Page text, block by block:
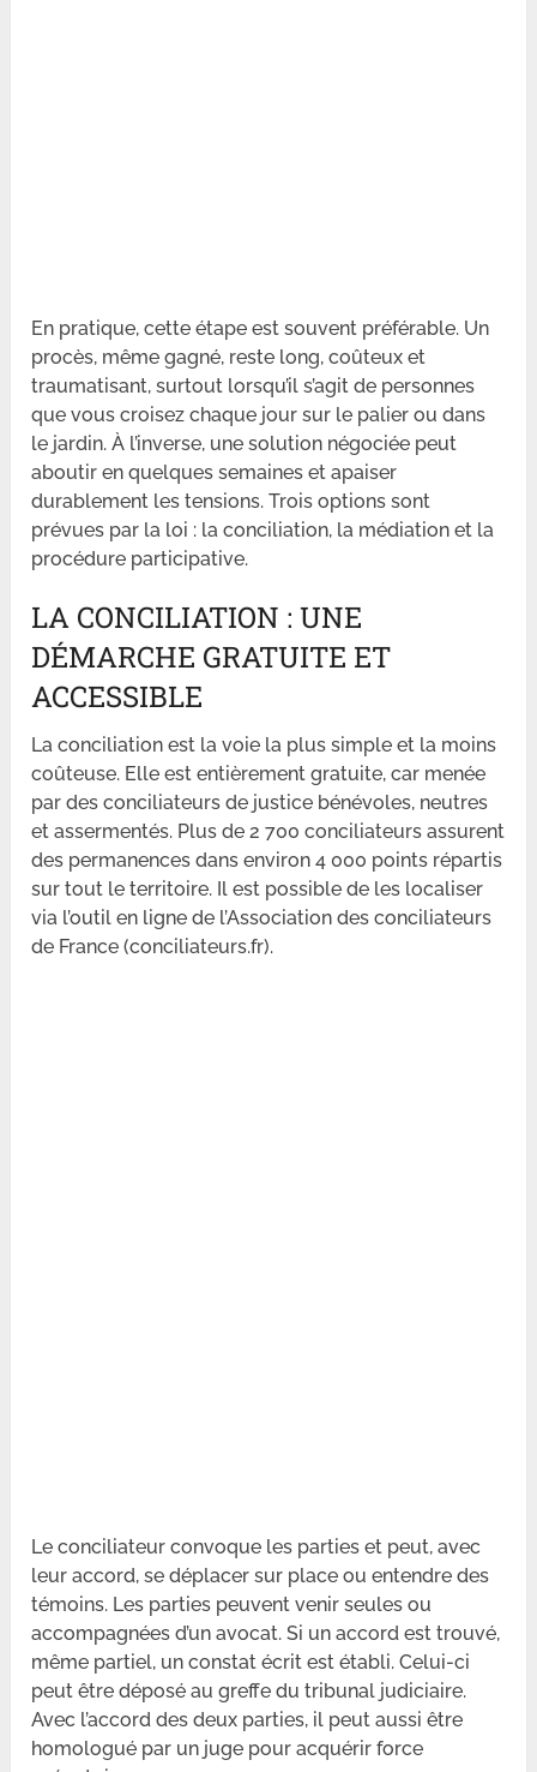
En pratique, cette étape est souvent préférable. Un
procès, même gagné, reste long, coûteux et
traumatisant, surtout lorsqu’il s’agit de personnes
que vous croisez chaque jour sur le palier ou dans
le jardin. À l’inverse, une solution négociée peut
aboutir en quelques semaines et apaiser
durablement les tensions. Trois options sont
prévues par la loi : la conciliation, la médiation et la
procédure participative.
LA CONCILIATION : UNE
DÉMARCHE GRATUITE ET
ACCESSIBLE
La conciliation est la voie la plus simple et la moins
coûteuse. Elle est entièrement gratuite, car menée
par des conciliateurs de justice bénévoles, neutres
et assermentés. Plus de 2 700 conciliateurs assurent
des permanences dans environ 4 000 points répartis
sur tout le territoire. Il est possible de les localiser
via l’outil en ligne de l’Association des conciliateurs
de France (conciliateurs.fr).
Le conciliateur convoque les parties et peut, avec
leur accord, se déplacer sur place ou entendre des
témoins. Les parties peuvent venir seules ou
accompagnées d’un avocat. Si un accord est trouvé,
même partiel, un constat écrit est établi. Celui-ci
peut être déposé au greffe du tribunal judiciaire.
Avec l’accord des deux parties, il peut aussi être
homologué par un juge pour acquérir force